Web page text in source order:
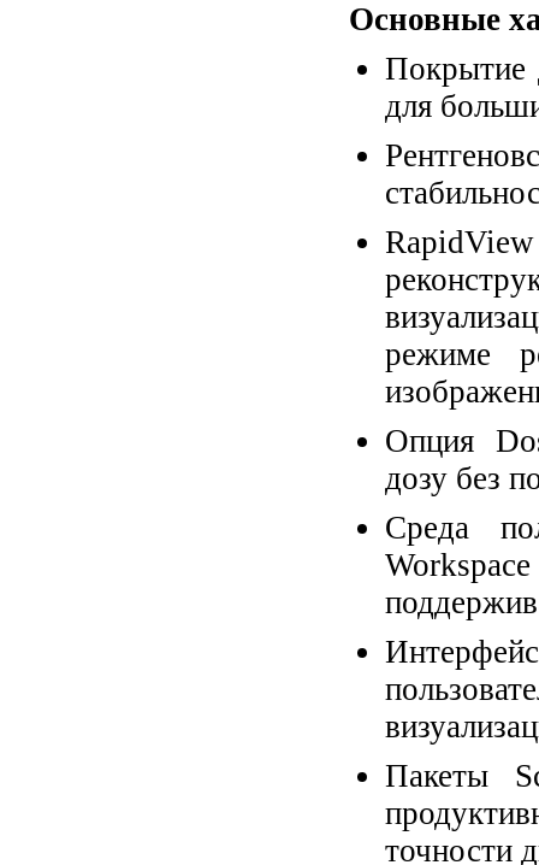
Основные
Покрытие
для
режиме
Опция
дозу без
Среда
Пакеты
точности